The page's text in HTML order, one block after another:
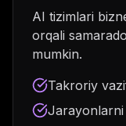
AI tizimlari
orqali
mumkin.
Takroriy
Jarayonlarni